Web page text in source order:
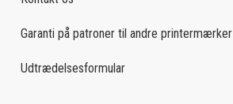
Garanti på patroner til andre printermærker
Udtrædelsesformular